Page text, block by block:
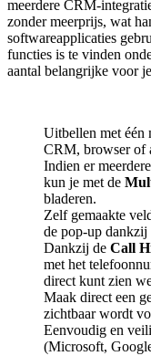
meerdere CRM-
zonder meerprijs, wat
softwareapplicaties
functies is te vinden
aantal belangrijke voor
Uitbellen met één
CRM, browser of
Indien er
kun je met de
bladeren.
Zelf gemaakte
de pop-up dankzij
Dankzij de Call
met het
direct kunt zien
Maak direct een
zichtbaar wordt
Eenvoudig en
(Microsoft,